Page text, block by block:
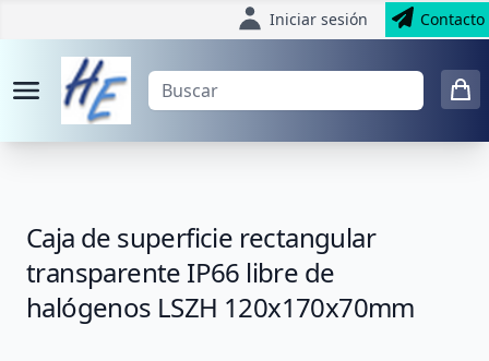
Iniciar sesión Contacto
Caja de superficie rectangular
transparente IP66 libre de
halógenos LSZH 120x170x70mm